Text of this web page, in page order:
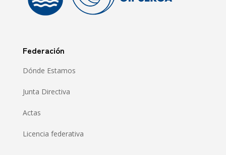
Federación
Dónde Estamos
Junta Directiva
Actas
Licencia federativa